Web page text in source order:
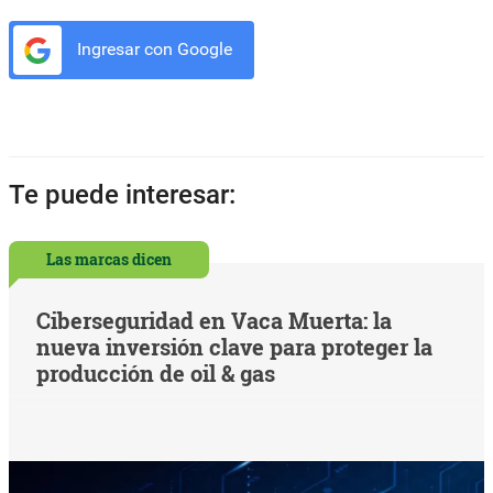
Ingresar con Google
Te puede interesar:
Las marcas dicen
Ciberseguridad en Vaca Muerta: la
nueva inversión clave para proteger la
producción de oil & gas